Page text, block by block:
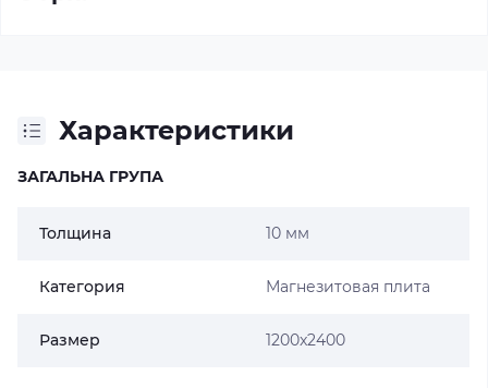
Характеристики
ЗАГАЛЬНА ГРУПА
Толщина 10 мм
Категория Магнезитовая плита
Размер 1200x2400